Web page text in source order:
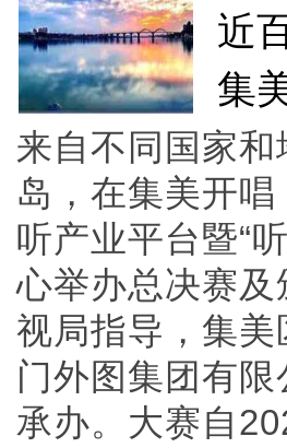
近
集
来自不同国家
岛，在集美开唱
听产业平台暨“
心举办总决赛
视局指导，集
门外图集团有
承办。大赛自